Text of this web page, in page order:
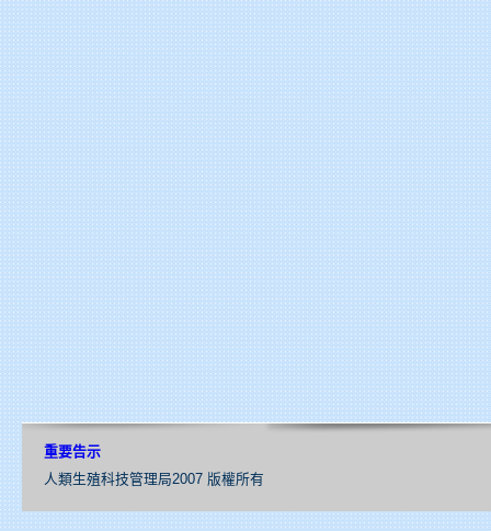
重要告示
人類生殖科技管理局2007 版權所有